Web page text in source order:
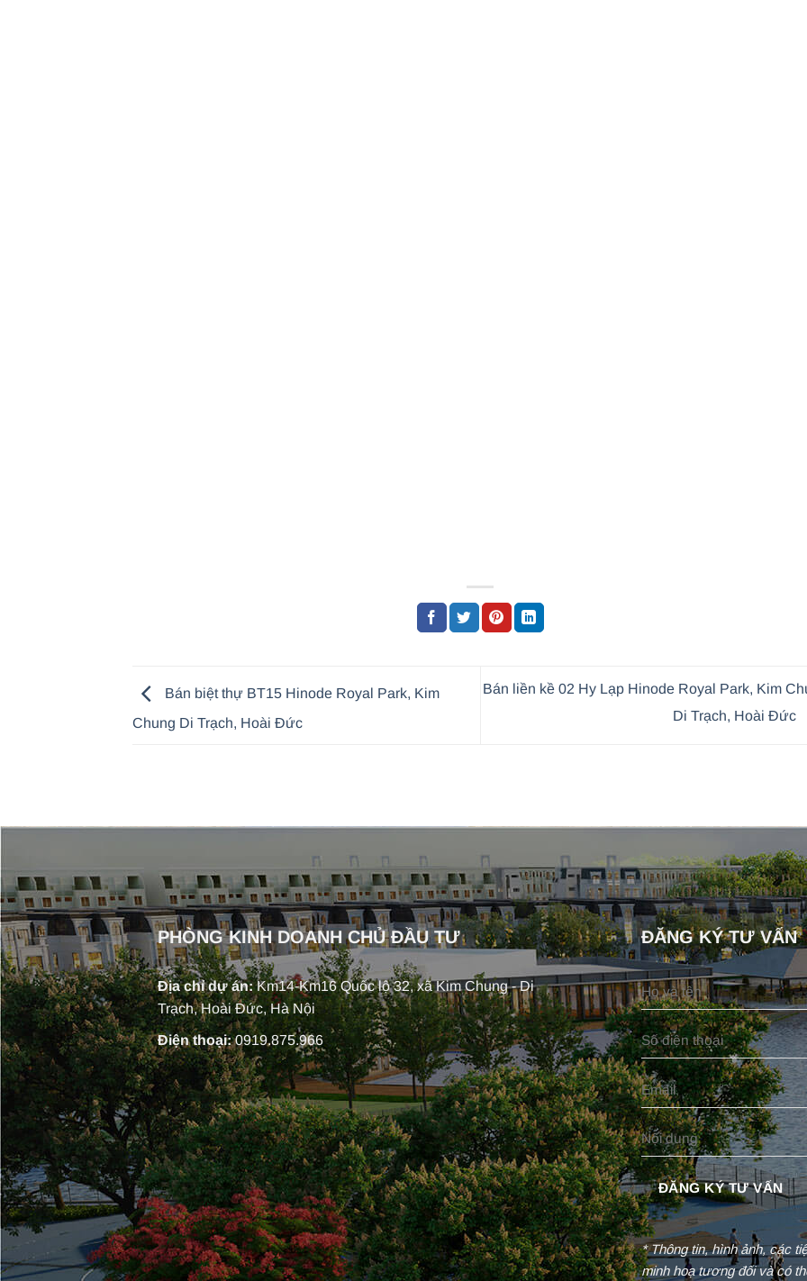
Bán biệt thự BT15 Hinode Royal Park, Kim
Chung Di Trạch, Hoài Đức
Bán liền kề 02 Hy Lạp Hinode Royal Park, Kim
Di Trạch, Hoài Đức
PHÒNG KINH DOANH CHỦ ĐẦU TƯ
Địa chỉ dự án:Km14-Km16 Quốc lộ 32, xã Kim Chung - Di
Trạch, Hoài Đức, Hà Nội
Điện thoại:0919.875.966
ĐĂNG KÝ TƯ VẤN
* Thông tin, hình ảnh, các
minh hoạ tương đối và có